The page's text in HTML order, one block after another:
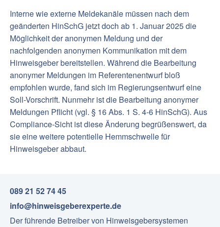
Interne wie externe Meldekanäle müssen nach dem
geänderten HinSchG jetzt doch ab 1. Januar 2025 die
Möglichkeit der anonymen Meldung und der
nachfolgenden anonymen Kommunikation mit dem
Hinweisgeber bereitstellen. Während die Bearbeitung
anonymer Meldungen im Referentenentwurf bloß
empfohlen wurde, fand sich im Regierungsentwurf eine
Soll-Vorschrift. Nunmehr ist die Bearbeitung anonymer
Meldungen Pflicht (vgl. § 16 Abs. 1 S. 4-6 HinSchG). Aus
Compliance-Sicht ist diese Änderung begrüßenswert, da
sie eine weitere potentielle Hemmschwelle für
Hinweisgeber abbaut.
089 21 52 74 45
info@hinweisgeberexperte.de
Der führende Betreiber von Hinweisgebersystemen